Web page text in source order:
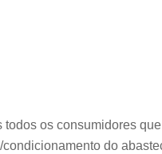
todos os consumidores
condicionamento do